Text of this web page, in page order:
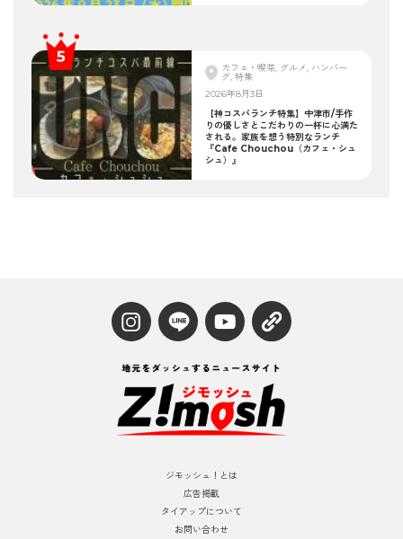
カフェ・喫茶, グルメ, ハンバー
グ, 特集
2026年8月3日
【神コスパランチ特集】中津市/手作
りの優しさとこだわりの一杯に心満た
される。家族を想う特別なランチ
『Cafe Chouchou（カフェ・シュ
シュ）』
ジモッシュ！とは
広告掲載
タイアップについて
お問い合わせ